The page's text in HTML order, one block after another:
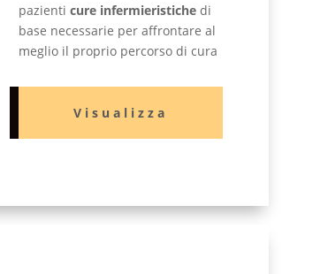
pazienticure infermieristiche di
base necessarie per affrontare al
meglio il proprio percorso di cura
Visualizza